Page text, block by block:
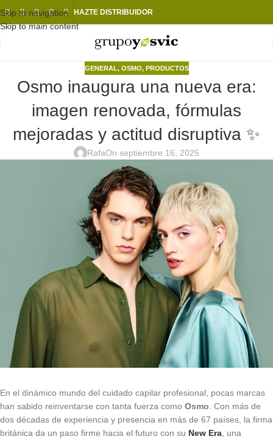
Skip to navigation
Skip to main content
HAZTE DISTRIBUIDOR
GENERAL, OSMO, PRODUCTOS
Osmo inaugura una nueva era:
imagen renovada, fórmulas
mejoradas y actitud disruptiva ✨
RafaOn septiembre 16, 2025
En el dinámico mundo del cuidado capilar profesional, pocas marcas
han sabido reinventarse con tanta fuerza como Osmo . Con más de
dos décadas de experiencia y presencia en más de 67 países, la firma
británica da un paso firme hacia el futuro con su New Era , una